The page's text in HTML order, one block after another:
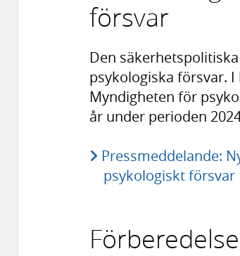
försvar
Den
psykologiska försvar.
Myndigheten för
år under perioden
Pressmeddelande:
psykologiskt försvar